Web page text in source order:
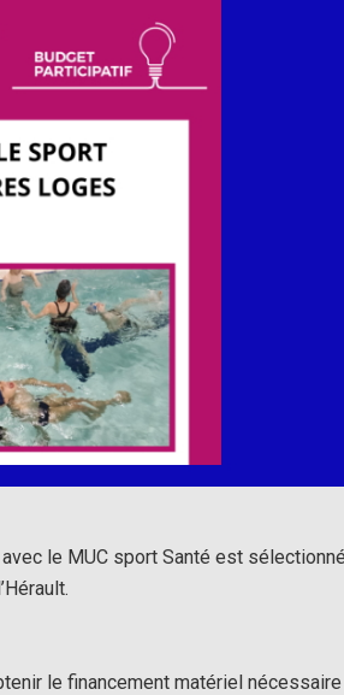
le MUC sport Santé est sélectionné
le financement matériel nécessaire